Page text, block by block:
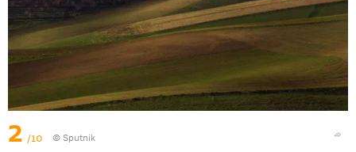
2 /10 © Sputnik